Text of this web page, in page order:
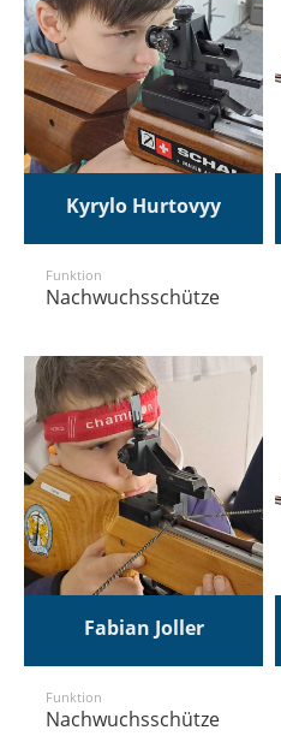
Kyrylo Hurtovyy
Funktion
Nachwuchsschütze
Fabian Joller
Funktion
Nachwuchsschütze